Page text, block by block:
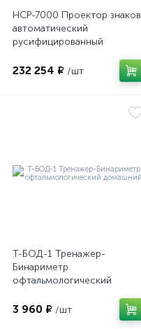
НСР-7000 Проектор знаков
автоматический
русифицированный
232 254 ₽ /шт
Т-БОД-1 Тренажер-
Бинариметр
офтальмологический
3 960 ₽ /шт